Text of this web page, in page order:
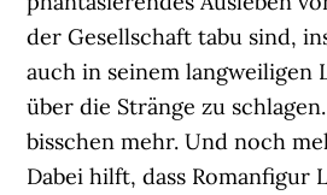
der Gesellschaft tabu sind,
auch in seinem langweiligen
über die Stränge zu
bisschen mehr. Und noch
Dabei hilft, dass Romanfigur